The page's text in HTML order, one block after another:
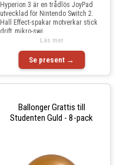
Hyperion 3 är en trådlös JoyPad
utvecklad för Nintendo Switch 2.
Hall Effect-spakar motverkar stick
drift, mikro-swi
Se present →
Läs mer
Ballonger Grattis till
Studenten Guld - 8-pack